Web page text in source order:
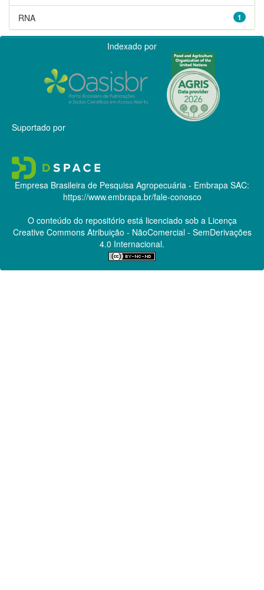
1
RNA
Indexado por
Suportado por
Empresa Brasileira de Pesquisa Agropecuária - Embrapa SAC:
https://www.embrapa.br/fale-conosco
O conteúdo do repositório está licenciado sob a Licença
Creative CommonsAtribuição - NãoComercial - SemDerivações
4.0 Internacional.